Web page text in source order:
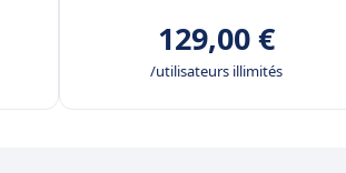
129,00 €
/utilisateurs illimités